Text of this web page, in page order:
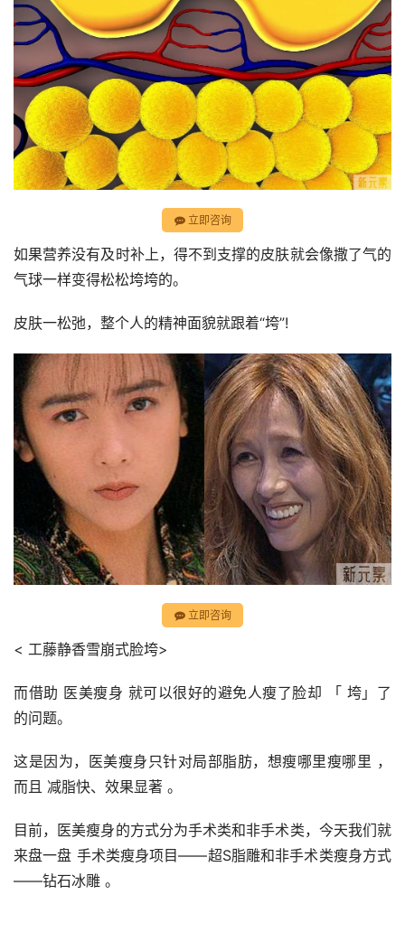
立即咨询
如果营养没有及时补上，得不到支撑的皮肤就会像撒了气的
气球一样变得松松垮垮的。
皮肤一松弛，整个人的精神面貌就跟着“垮”!
立即咨询
< 工藤静香雪崩式脸垮>
而借助 医美瘦身 就可以很好的避免人瘦了脸却 「 垮」了
的问题。
这是因为，医美瘦身只针对局部脂肪，想瘦哪里瘦哪里 ，
而且 减脂快、效果显著 。
目前，医美瘦身的方式分为手术类和非手术类，今天我们就
来盘一盘 手术类瘦身项目——超S脂雕和非手术类瘦身方式
——钻石冰雕 。